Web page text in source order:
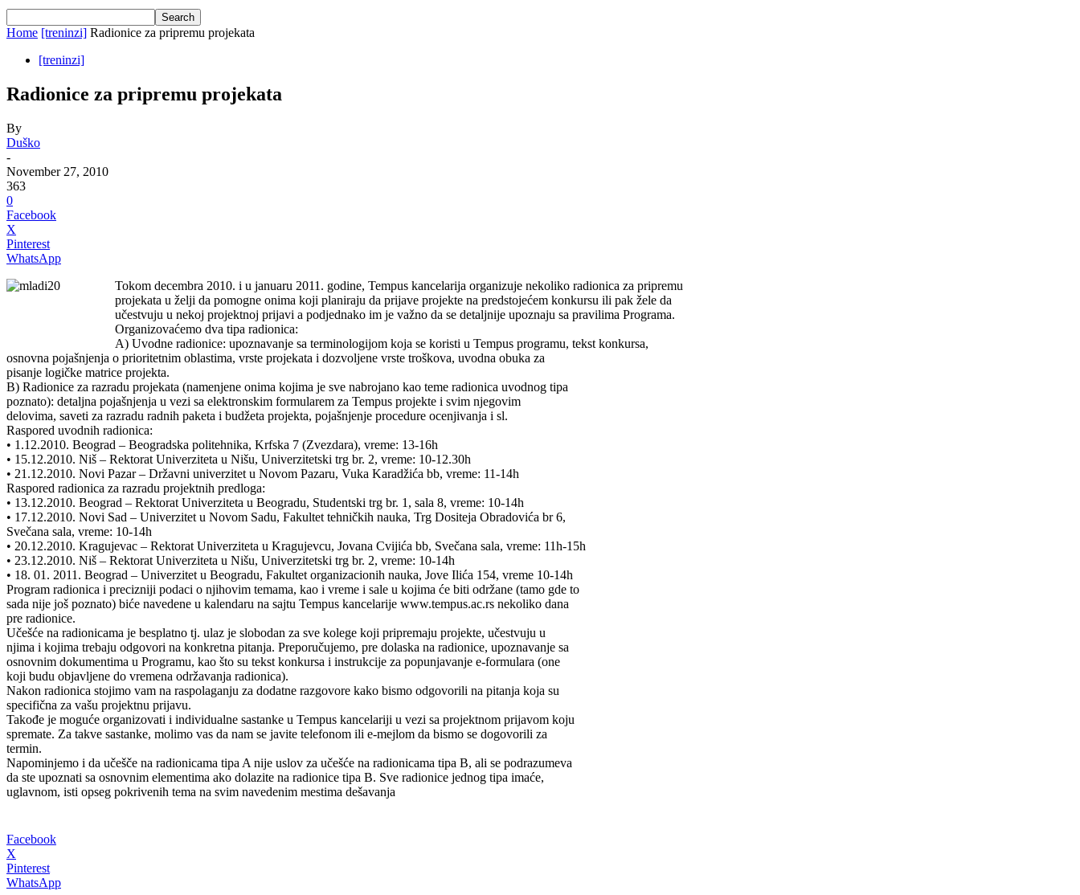
Home [treninzi] Radionice za pripremu projekata
[treninzi]
Radionice za pripremu projekata
By
Duško
-
November 27, 2010
363
0
Facebook
X
Pinterest
WhatsApp
Tokom decembra 2010. i u januaru 2011. godine, Tempus kancelarija organizuje nekoliko radionica za pripremu
projekata u želji da pomogne onima koji planiraju da prijave projekte na predstojećem konkursu ili pak žele da
učestvuju u nekoj projektnoj prijavi a podjednako im je važno da se detaljnije upoznaju sa pravilima Programa.
Organizovaćemo dva tipa radionica:
A) Uvodne radionice: upoznavanje sa terminologijom koja se koristi u Tempus programu, tekst konkursa,
osnovna pojašnjenja o prioritetnim oblastima, vrste projekata i dozvoljene vrste troškova, uvodna obuka za
pisanje logičke matrice projekta.
B) Radionice za razradu projekata (namenjene onima kojima je sve nabrojano kao teme radionica uvodnog tipa
poznato): detaljna pojašnjenja u vezi sa elektronskim formularem za Tempus projekte i svim njegovim
delovima, saveti za razradu radnih paketa i budžeta projekta, pojašnjenje procedure ocenjivanja i sl.
Raspored uvodnih radionica:
• 1.12.2010. Beograd – Beogradska politehnika, Krfska 7 (Zvezdara), vreme: 13-16h
• 15.12.2010. Niš – Rektorat Univerziteta u Nišu, Univerzitetski trg br. 2, vreme: 10-12.30h
• 21.12.2010. Novi Pazar – Državni univerzitet u Novom Pazaru, Vuka Karadžića bb, vreme: 11-14h
Raspored radionica za razradu projektnih predloga:
• 13.12.2010. Beograd – Rektorat Univerziteta u Beogradu, Studentski trg br. 1, sala 8, vreme: 10-14h
• 17.12.2010. Novi Sad – Univerzitet u Novom Sadu, Fakultet tehničkih nauka, Trg Dositeja Obradovića br 6,
Svečana sala, vreme: 10-14h
• 20.12.2010. Kragujevac – Rektorat Univerziteta u Kragujevcu, Jovana Cvijića bb, Svečana sala, vreme: 11h-15h
• 23.12.2010. Niš – Rektorat Univerziteta u Nišu, Univerzitetski trg br. 2, vreme: 10-14h
• 18. 01. 2011. Beograd – Univerzitet u Beogradu, Fakultet organizacionih nauka, Jove Ilića 154, vreme 10-14h
Program radionica i precizniji podaci o njihovim temama, kao i vreme i sale u kojima će biti održane (tamo gde to
sada nije još poznato) biće navedene u kalendaru na sajtu Tempus kancelarije www.tempus.ac.rs nekoliko dana
pre radionice.
Učešće na radionicama je besplatno tj. ulaz je slobodan za sve kolege koji pripremaju projekte, učestvuju u
njima i kojima trebaju odgovori na konkretna pitanja. Preporučujemo, pre dolaska na radionice, upoznavanje sa
osnovnim dokumentima u Programu, kao što su tekst konkursa i instrukcije za popunjavanje e-formulara (one
koji budu objavljene do vremena održavanja radionica).
Nakon radionica stojimo vam na raspolaganju za dodatne razgovore kako bismo odgovorili na pitanja koja su
specifična za vašu projektnu prijavu.
Takođe je moguće organizovati i individualne sastanke u Tempus kancelariji u vezi sa projektnom prijavom koju
spremate. Za takve sastanke, molimo vas da nam se javite telefonom ili e-mejlom da bismo se dogovorili za
termin.
Napominjemo i da učešče na radionicama tipa A nije uslov za učešće na radionicama tipa B, ali se podrazumeva
da ste upoznati sa osnovnim elementima ako dolazite na radionice tipa B. Sve radionice jednog tipa imaće,
uglavnom, isti opseg pokrivenih tema na svim navedenim mestima dešavanja
Facebook
X
Pinterest
WhatsApp